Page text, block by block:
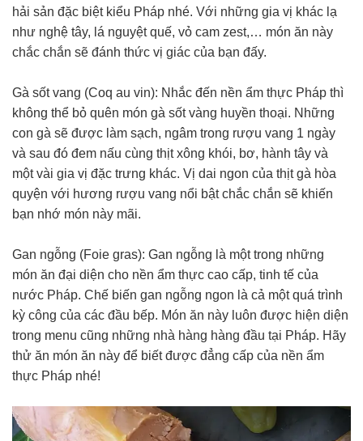
hải sản đặc biệt kiểu Pháp nhé. Với những gia vị khác lạ
như nghệ tây, lá nguyệt quế, vỏ cam zest,… món ăn này
chắc chắn sẽ đánh thức vị giác của bạn đấy.
Gà sốt vang (Coq au vin): Nhắc đến nền ẩm thực Pháp thì
không thể bỏ quên món gà sốt vàng huyền thoại. Những
con gà sẽ được làm sạch, ngâm trong rượu vang 1 ngày
và sau đó đem nấu cùng thịt xông khói, bơ, hành tây và
một vài gia vị đặc trưng khác. Vị dai ngon của thịt gà hòa
quyện với hương rượu vang nổi bật chắc chắn sẽ khiến
bạn nhớ món này mãi.
Gan ngỗng (Foie gras): Gan ngỗng là một trong những
món ăn đại diện cho nền ẩm thực cao cấp, tinh tế của
nước Pháp. Chế biến gan ngỗng ngon là cả một quá trình
kỳ công của các đầu bếp. Món ăn này luôn được hiện diện
trong menu cũng những nhà hàng hàng đầu tại Pháp. Hãy
thử ăn món ăn này để biết được đẳng cấp của nền ẩm
thực Pháp nhé!